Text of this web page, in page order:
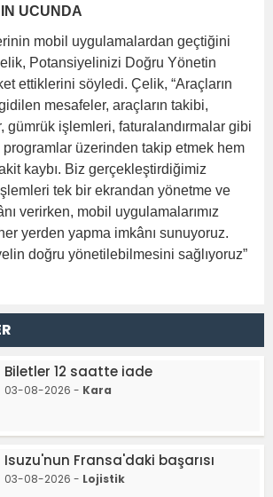
UCUNDA
mobil uygulamalardan geçtiğini
Potansiyelinizi Doğru Yönetin
ettiklerini söyledi. Çelik, “Araçların
mesafeler, araçların takibi,
gümrük işlemleri, faturalandırmalar gibi
programlar üzerinden takip etmek hem
kaybı. Biz gerçekleştirdiğimiz
tek bir ekrandan yönetme ve
verirken, mobil uygulamalarımız
yerden yapma imkânı sunuyoruz.
doğru yönetilebilmesini sağlıyoruz”
Biletler 12 saatte iade
03-08-2026 - Kara
Isuzu'nun Fransa'daki başarısı
03-08-2026 - Lojistik